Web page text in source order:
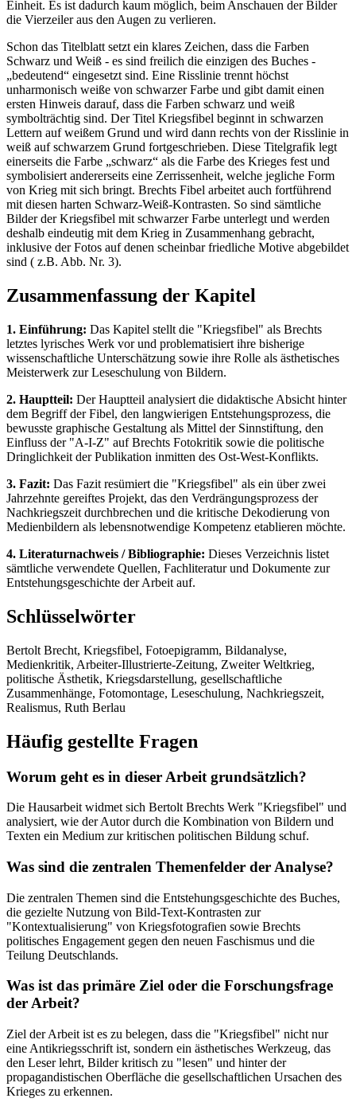
Einheit. Es ist dadurch kaum möglich, beim Anschauen der Bilder
die Vierzeiler aus den Augen zu verlieren.
Schon das Titelblatt setzt ein klares Zeichen, dass die Farben
Schwarz und Weiß - es sind freilich die einzigen des Buches -
„bedeutend“ eingesetzt sind. Eine Risslinie trennt höchst
unharmonisch weiße von schwarzer Farbe und gibt damit einen
ersten Hinweis darauf, dass die Farben schwarz und weiß
symbolträchtig sind. Der Titel Kriegsfibel beginnt in schwarzen
Lettern auf weißem Grund und wird dann rechts von der Risslinie in
weiß auf schwarzem Grund fortgeschrieben. Diese Titelgrafik legt
einerseits die Farbe „schwarz“ als die Farbe des Krieges fest und
symbolisiert andererseits eine Zerrissenheit, welche jegliche Form
von Krieg mit sich bringt. Brechts Fibel arbeitet auch fortführend
mit diesen harten Schwarz-Weiß-Kontrasten. So sind sämtliche
Bilder der Kriegsfibel mit schwarzer Farbe unterlegt und werden
deshalb eindeutig mit dem Krieg in Zusammenhang gebracht,
inklusive der Fotos auf denen scheinbar friedliche Motive abgebildet
sind ( z.B. Abb. Nr. 3).
Zusammenfassung der Kapitel
1. Einführung: Das Kapitel stellt die "Kriegsfibel" als Brechts
letztes lyrisches Werk vor und problematisiert ihre bisherige
wissenschaftliche Unterschätzung sowie ihre Rolle als ästhetisches
Meisterwerk zur Leseschulung von Bildern.
2. Hauptteil: Der Hauptteil analysiert die didaktische Absicht hinter
dem Begriff der Fibel, den langwierigen Entstehungsprozess, die
bewusste graphische Gestaltung als Mittel der Sinnstiftung, den
Einfluss der "A-I-Z" auf Brechts Fotokritik sowie die politische
Dringlichkeit der Publikation inmitten des Ost-West-Konflikts.
3. Fazit: Das Fazit resümiert die "Kriegsfibel" als ein über zwei
Jahrzehnte gereiftes Projekt, das den Verdrängungsprozess der
Nachkriegszeit durchbrechen und die kritische Dekodierung von
Medienbildern als lebensnotwendige Kompetenz etablieren möchte.
4. Literaturnachweis / Bibliographie: Dieses Verzeichnis listet
sämtliche verwendete Quellen, Fachliteratur und Dokumente zur
Entstehungsgeschichte der Arbeit auf.
Schlüsselwörter
Bertolt Brecht, Kriegsfibel, Fotoepigramm, Bildanalyse,
Medienkritik, Arbeiter-Illustrierte-Zeitung, Zweiter Weltkrieg,
politische Ästhetik, Kriegsdarstellung, gesellschaftliche
Zusammenhänge, Fotomontage, Leseschulung, Nachkriegszeit,
Realismus, Ruth Berlau
Häufig gestellte Fragen
Worum geht es in dieser Arbeit grundsätzlich?
Die Hausarbeit widmet sich Bertolt Brechts Werk "Kriegsfibel" und
analysiert, wie der Autor durch die Kombination von Bildern und
Texten ein Medium zur kritischen politischen Bildung schuf.
Was sind die zentralen Themenfelder der Analyse?
Die zentralen Themen sind die Entstehungsgeschichte des Buches,
die gezielte Nutzung von Bild-Text-Kontrasten zur
"Kontextualisierung" von Kriegsfotografien sowie Brechts
politisches Engagement gegen den neuen Faschismus und die
Teilung Deutschlands.
Was ist das primäre Ziel oder die Forschungsfrage
der Arbeit?
Ziel der Arbeit ist es zu belegen, dass die "Kriegsfibel" nicht nur
eine Antikriegsschrift ist, sondern ein ästhetisches Werkzeug, das
den Leser lehrt, Bilder kritisch zu "lesen" und hinter der
propagandistischen Oberfläche die gesellschaftlichen Ursachen des
Krieges zu erkennen.